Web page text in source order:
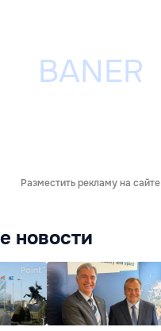
Разместить рекламу на сайте
новости